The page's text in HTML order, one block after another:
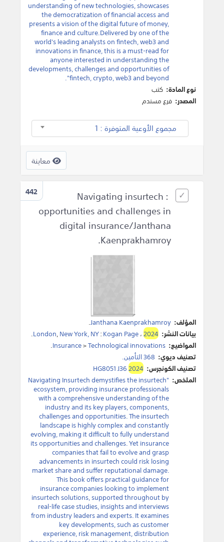
understanding of new technologies, showcases
the democratization of financial access and
presents a vision of the digital future of money,
finance and culture.Delivered by one of the
world's leading analysts on fintech, web3 and
innovations in finance, this is a must-read for
anyone interested in understanding the
developments, challenges and opportunities of
fintech, crypto, web3 and beyond".
نوع المادة: كتب
المصدر: فرع مسندم
مجموع الأوعية المتوفرة : 1
معاينة
442
Navigating insurtech :
opportunities and challenges in
digital insurance/Janthana
Kaenprakhamroy.
المؤلف: Janthana Kaenprakhamroy
.
بيانات النشر:
London,New York, NY:Kogan Page،2024
.
المواضيع:
Insurance>Technological innovations
.
تصنيف ديوي: 368 التأمين.
تصنيف الكونجرس:
HG8051 J362024
الملخص: "Navigating Insurtech demystifies the insurtech
ecosystem, providing insurance professionals
with a comprehensive understanding of the
industry and its key players, components,
challenges and opportunities. The insurtech
landscape is highly complex and constantly
evolving, making it difficult to fully understand
its opportunities and challenges. Yet insurance
companies that fail to evolve and grasp
advancements in insurtech could risk losing
market share and suffer reputational damage.
This book offers practical guidance for
insurance companies looking to implement
insurtech solutions, supported throughout by
real-life case studies, insights and interviews
from industry leaders and experts. It examines
key developments, such as customer
experience, risk management, distribution